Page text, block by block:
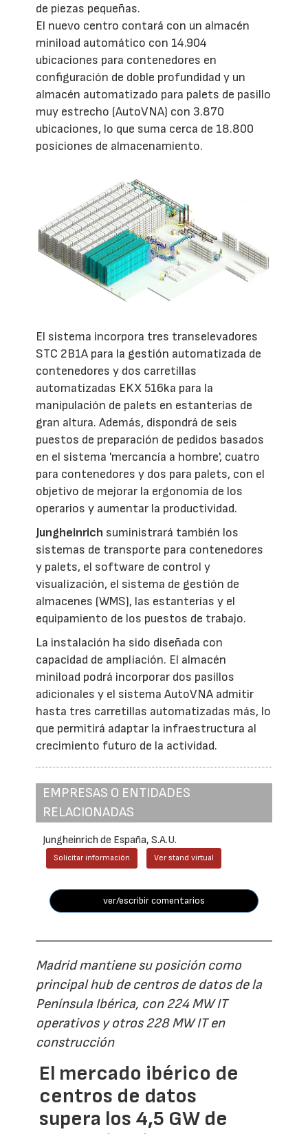
de piezas pequeñas.
El nuevo centro contará con un almacén
miniload automático con 14.904
ubicaciones para contenedores en
configuración de doble profundidad y un
almacén automatizado para palets de pasillo
muy estrecho (AutoVNA) con 3.870
ubicaciones, lo que suma cerca de 18.800
posiciones de almacenamiento.
El sistema incorpora tres transelevadores
STC 2B1A para la gestión automatizada de
contenedores y dos carretillas
automatizadas EKX 516ka para la
manipulación de palets en estanterías de
gran altura. Además, dispondrá de seis
puestos de preparación de pedidos basados
en el sistema 'mercancía a hombre', cuatro
para contenedores y dos para palets, con el
objetivo de mejorar la ergonomía de los
operarios y aumentar la productividad.
Jungheinrich suministrará también los
sistemas de transporte para contenedores
y palets, el software de control y
visualización, el sistema de gestión de
almacenes (WMS), las estanterías y el
equipamiento de los puestos de trabajo.
La instalación ha sido diseñada con
capacidad de ampliación. El almacén
miniload podrá incorporar dos pasillos
adicionales y el sistema AutoVNA admitir
hasta tres carretillas automatizadas más, lo
que permitirá adaptar la infraestructura al
crecimiento futuro de la actividad.
EMPRESAS O ENTIDADES
RELACIONADAS
Jungheinrich de España, S.A.U.
Solicitar información Ver stand virtual
ver/escribir comentarios
Madrid mantiene su posición como
principal hub de centros de datos de la
Península Ibérica, con 224 MW IT
operativos y otros 228 MW IT en
construcción
El mercado ibérico de
centros de datos
supera los 4,5 GW de